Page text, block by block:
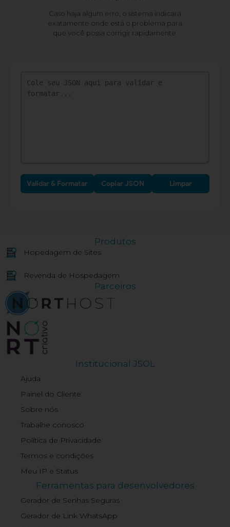
Caso haja algum erro, o sistema indicará
exatamente onde está o problema para
que você possa corrigir rapidamente.
Validar & Formatar Copiar JSON Limpar
Produtos
Hopedagem de Sites
Revenda de Hospedagem
Parceiros
Institucional JSOL
Ajuda
Painel do Cliente
Sobre nós
Trabalhe conosco
Política de Privacidade
Termos e condições
Meu IP e Status
Ferramentas para desenvolvedores
Gerador de Senhas Seguras
Gerador de Link WhatsApp